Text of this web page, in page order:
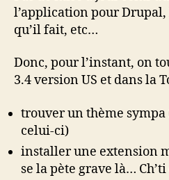
l’application pour
qu’il fait, etc…
Donc, pour l’instant, on
3.4 version US et dans la
trouver un thème sympa
celui-ci)
installer une extension
se la pète grave là…